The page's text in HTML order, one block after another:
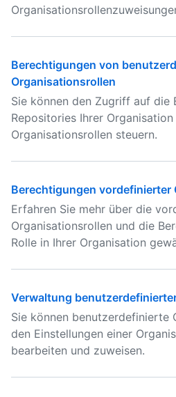
Berechtigungen von
Organisationsrollen
Sie können den Zugriff auf die
Repositories Ihrer
Organisationsrollen steuern.
Berechtigungen vordefinierter
Erfahren Sie mehr über die
Organisationsrollen und die
Rolle in Ihrer Organisation
Verwaltung
Sie können benutzerdefinierte
den Einstellungen einer
bearbeiten und zuweisen.